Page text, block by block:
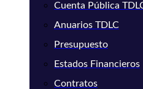
Cuenta Pública
Anuarios TDLC
Presupuesto
Estados Financieros
Contratos